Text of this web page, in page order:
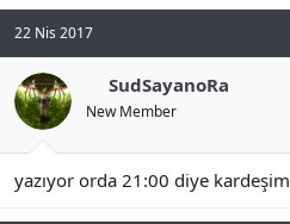
22 Nis 2017
SudSayanoRa
New Member
yazıyor orda 21:00 diye kardeşim